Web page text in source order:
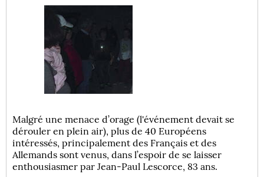
Malgré une menace d’orage (l'événement devait se
dérouler en plein air), plus de 40 Européens
intéressés, principalement des Français et des
Allemands sont venus, dans l’espoir de se laisser
enthousiasmer par Jean-Paul Lescorce, 83 ans.